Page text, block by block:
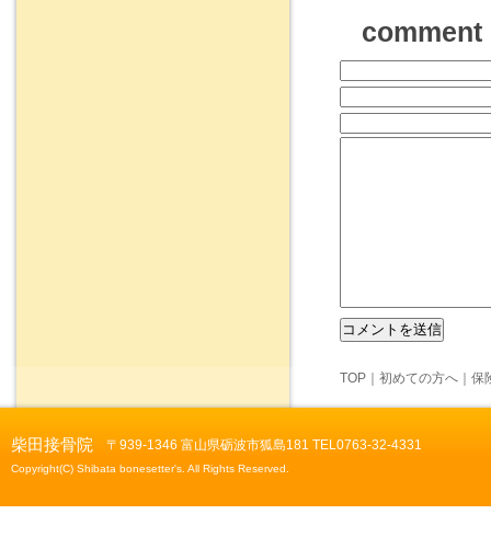
comment
TOP ｜ 初めての方へ ｜ 保
柴田接骨院 〒939-1346 富山県砺波市狐島181 TEL0763-32-4331
Copyright(C) Shibata bonesetter's. All Rights Reserved.